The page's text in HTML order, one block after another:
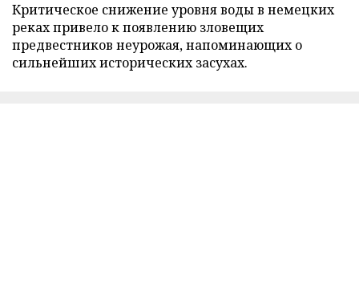
Критическое снижение уровня воды в немецких
реках привело к появлению зловещих
предвестников неурожая, напоминающих о
сильнейших исторических засухах.